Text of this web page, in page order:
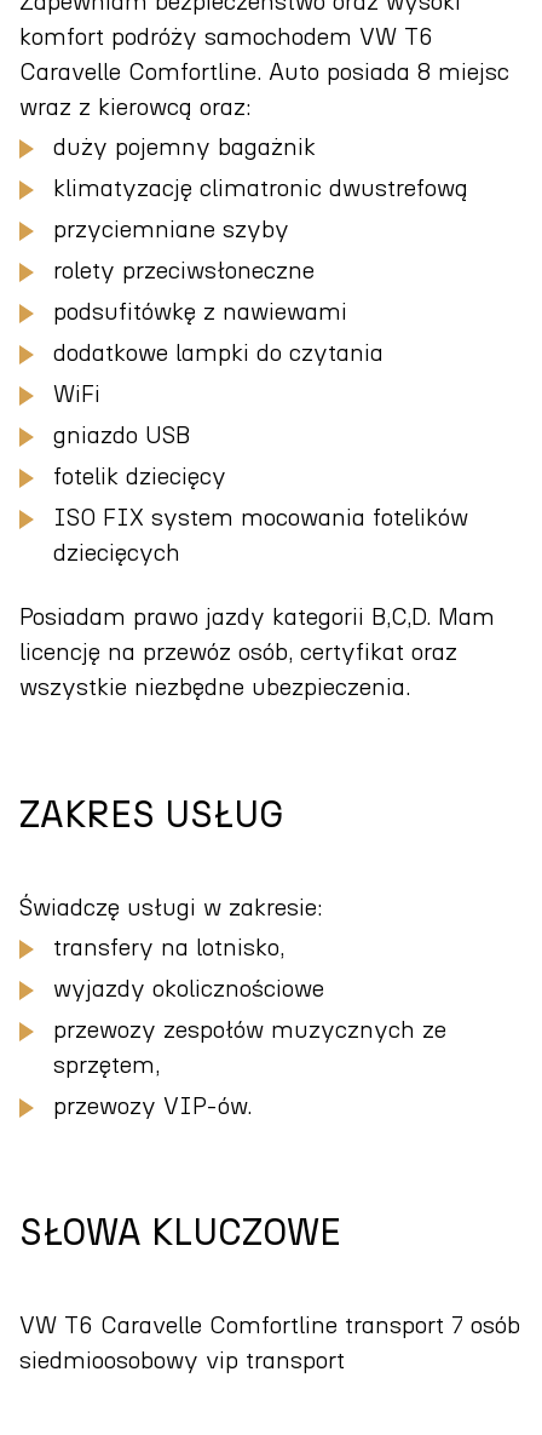
komfort podróży samochodem VW T6
Caravelle Comfortline. Auto posiada 8 miejsc
wraz z kierowcą oraz:
duży pojemny bagażnik
klimatyzację climatronic dwustrefową
przyciemniane szyby
rolety przeciwsłoneczne
podsufitówkę z nawiewami
dodatkowe lampki do czytania
WiFi
gniazdo USB
fotelik dziecięcy
ISO FIX system mocowania fotelików
dziecięcych
Posiadam prawo jazdy kategorii B,C,D. Mam
licencję na przewóz osób, certyfikat oraz
wszystkie niezbędne ubezpieczenia.
ZAKRES USŁUG
Świadczę usługi w zakresie:
transfery na lotnisko,
wyjazdy okolicznościowe
przewozy zespołów muzycznych ze
sprzętem,
przewozy VIP-ów.
SŁOWA KLUCZOWE
VW T6 Caravelle Comfortline transport 7 osób
siedmioosobowy vip transport